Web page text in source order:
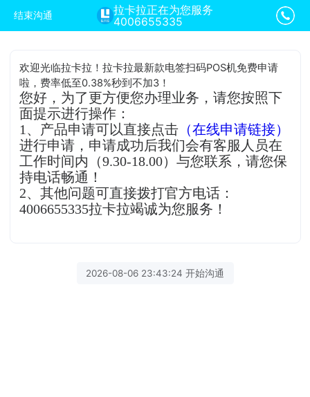
结束沟通
拉卡拉正在为您服务
4006655335
欢迎光临拉卡拉！拉卡拉最新款电签扫码POS机免费申请
啦，费率低至0.38%秒到不加3！
您好，为了更方便您办理业务，请您按照下
面提示进行操作：
1、产品申请可以直接点击 （在线申请链接）
进行申请，申请成功后我们会有客服人员在
工作时间内（9.30-18.00）与您联系，请您保
持电话畅通！
2、其他问题可直接拨打官方电话：
4006655335拉卡拉竭诚为您服务！
2026-08-06 23:43:24 开始沟通